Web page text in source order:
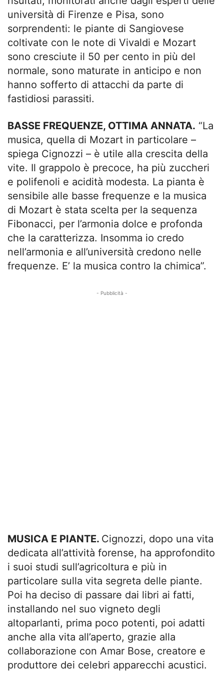
università di Firenze e Pisa, sono
sorprendenti: le piante di Sangiovese
coltivate con le note di Vivaldi e Mozart
sono cresciute il 50 per cento in più del
normale, sono maturate in anticipo e non
hanno sofferto di attacchi da parte di
fastidiosi parassiti.
BASSE FREQUENZE, OTTIMA ANNATA. “La
musica, quella di Mozart in particolare –
spiega Cignozzi – è utile alla crescita della
vite. Il grappolo è precoce, ha più zuccheri
e polifenoli e acidità modesta. La pianta è
sensibile alle basse frequenze e la musica
di Mozart è stata scelta per la sequenza
Fibonacci, per l’armonia dolce e profonda
che la caratterizza. Insomma io credo
nell’armonia e all’università credono nelle
frequenze. E’ la musica contro la chimica”.
- Pubblicità -
MUSICA E PIANTE. Cignozzi, dopo una vita
dedicata all’attività forense, ha approfondito
i suoi studi sull’agricoltura e più in
particolare sulla vita segreta delle piante.
Poi ha deciso di passare dai libri ai fatti,
installando nel suo vigneto degli
altoparlanti, prima poco potenti, poi adatti
anche alla vita all’aperto, grazie alla
collaborazione con Amar Bose, creatore e
produttore dei celebri apparecchi acustici.